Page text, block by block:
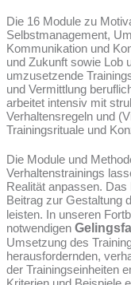
Die 16 Module zu
Selbstmanagement,
Kommunikation und
und Zukunft sowie Lob
umzusetzende
und Vermittlung
arbeitet intensiv mit
Verhaltensregeln und
Trainingsrituale und
Die Module und
Verhaltenstrainings
Realität anpassen.
Beitrag zur Gestaltung
leisten. In unseren
notwendigen
Umsetzung des
herausfordernden,
der Trainingseinheiten